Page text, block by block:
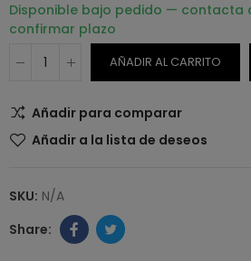
Disponible bajo pedido — contacta
confirmar plazo
AÑADIR AL CARRITO
Añadir para comparar
Añadir a la lista de deseos
SKU: N/A